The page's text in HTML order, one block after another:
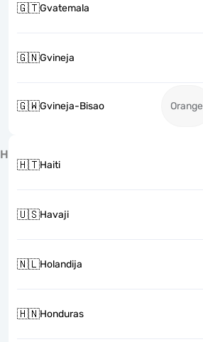
🇬🇹Gvatemala
🇬🇳Gvineja
🇬🇼Gvineja-Bisao Orange
H
🇭🇹Haiti
🇺🇸Havaji
🇳🇱Holandija
🇭🇳Honduras